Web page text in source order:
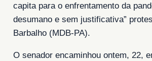
capita para o enfrentamento da
desumano e sem justificativa”
Barbalho (MDB-PA).
O senador encaminhou ontem, 22,